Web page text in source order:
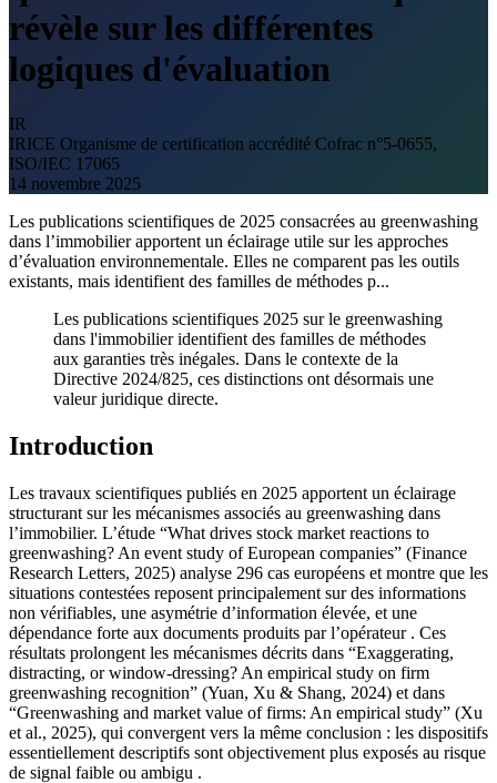
révèle sur les différentes
logiques d'évaluation
IR
IRICE Organisme de certification accrédité Cofrac n°5-0655,
ISO/IEC 17065
14 novembre 2025
Les publications scientifiques de 2025 consacrées au greenwashing
dans l’immobilier apportent un éclairage utile sur les approches
d’évaluation environnementale. Elles ne comparent pas les outils
existants, mais identifient des familles de méthodes p...
Les publications scientifiques 2025 sur le greenwashing
dans l'immobilier identifient des familles de méthodes
aux garanties très inégales. Dans le contexte de la
Directive 2024/825, ces distinctions ont désormais une
valeur juridique directe.
Introduction
Les travaux scientifiques publiés en 2025 apportent un éclairage
structurant sur les mécanismes associés au greenwashing dans
l’immobilier. L’étude “What drives stock market reactions to
greenwashing? An event study of European companies” (Finance
Research Letters, 2025) analyse 296 cas européens et montre que les
situations contestées reposent principalement sur des informations
non vérifiables, une asymétrie d’information élevée, et une
dépendance forte aux documents produits par l’opérateur . Ces
résultats prolongent les mécanismes décrits dans “Exaggerating,
distracting, or window-dressing? An empirical study on firm
greenwashing recognition” (Yuan, Xu & Shang, 2024) et dans
“Greenwashing and market value of firms: An empirical study” (Xu
et al., 2025), qui convergent vers la même conclusion : les dispositifs
essentiellement descriptifs sont objectivement plus exposés au risque
de signal faible ou ambigu .